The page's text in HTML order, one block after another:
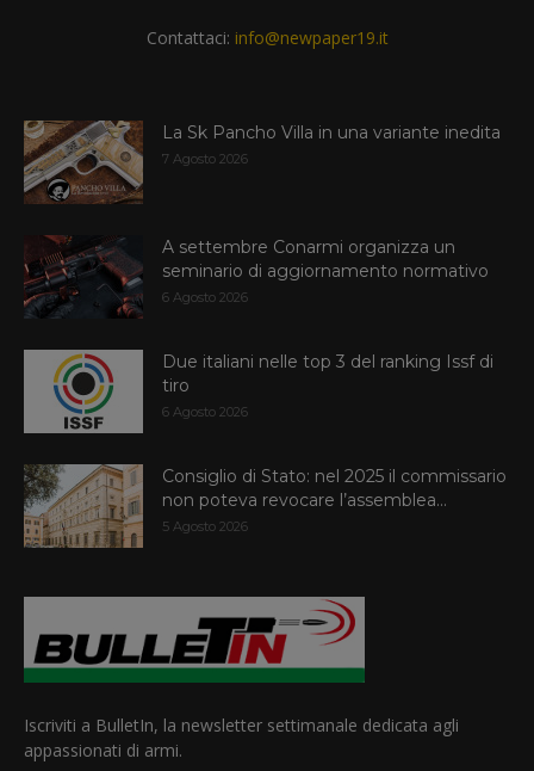
Contattaci: info@newpaper19.it
La Sk Pancho Villa in una variante inedita
7 Agosto 2026
A settembre Conarmi organizza un
seminario di aggiornamento normativo
6 Agosto 2026
Due italiani nelle top 3 del ranking Issf di
tiro
6 Agosto 2026
Consiglio di Stato: nel 2025 il commissario
non poteva revocare l’assemblea...
5 Agosto 2026
Iscriviti a BulletIn, la newsletter settimanale dedicata agli
appassionati di armi.